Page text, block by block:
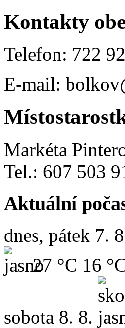
Kontakty
Telefon: 722
E-mail:
Markéta
Tel.: 607 503
Aktuální
dnes, pátek 7.
27 °C 16
sobota 8. 8.